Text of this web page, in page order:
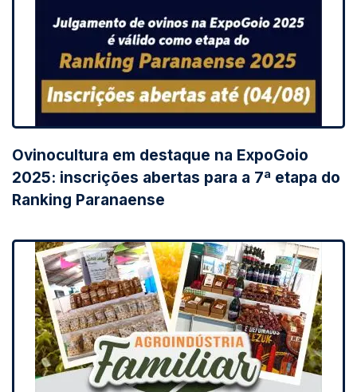
Ovinocultura em destaque na ExpoGoio
2025: inscrições abertas para a 7ª etapa do
Ranking Paranaense